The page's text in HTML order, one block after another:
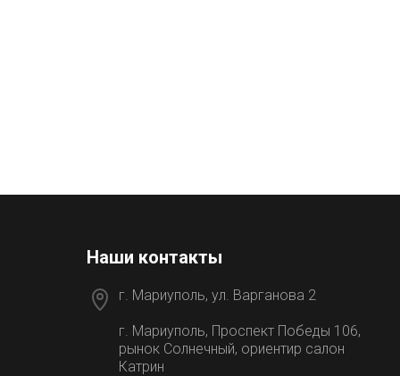
Наши контакты
г. Мариуполь, ул. Варганова 2
г. Мариуполь, Проспект Победы 106,
рынок Солнечный, ориентир салон
Катрин